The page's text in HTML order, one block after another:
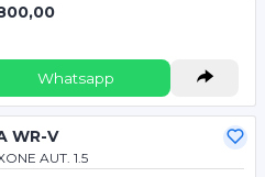
Whatsapp
WR-V
AUT. 1.5